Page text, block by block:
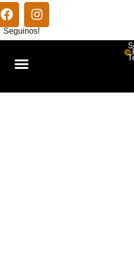
Seguinos!
©